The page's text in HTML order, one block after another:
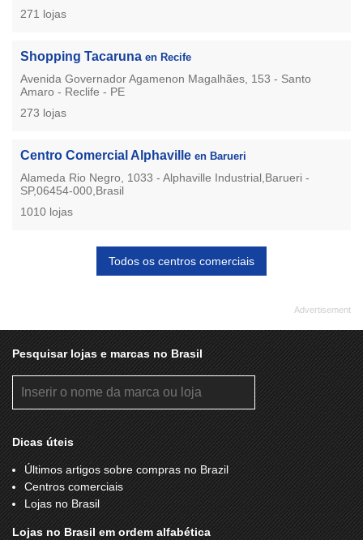
271 lojas
Shopping Tacaruna en Recife
Avenida Governador Agamenon Magalhães, 153 - Santo
Amaro - Reclife - PE
273 lojas
Centro Comercial Alphaville en Barueri
Alameda Rio Negro, 1033 - Alphaville Industrial,Barueri -
SP,06454-000,Brasil
1010 lojas
Todos os centros comerciais
Pesquisar lojas e marcas no Brasil
Dicas úteis
Últimos artigos sobre compras no Brazil
Centros comerciais
Lojas no Brasil
Lojas no Brasil em ordem alfabética